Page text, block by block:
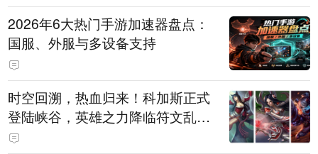
2026年6大热门手游加速器盘点：
国服、外服与多设备支持
时空回溯，热血归来！科加斯正式
登陆峡谷，英雄之力降临符文乱
斗！